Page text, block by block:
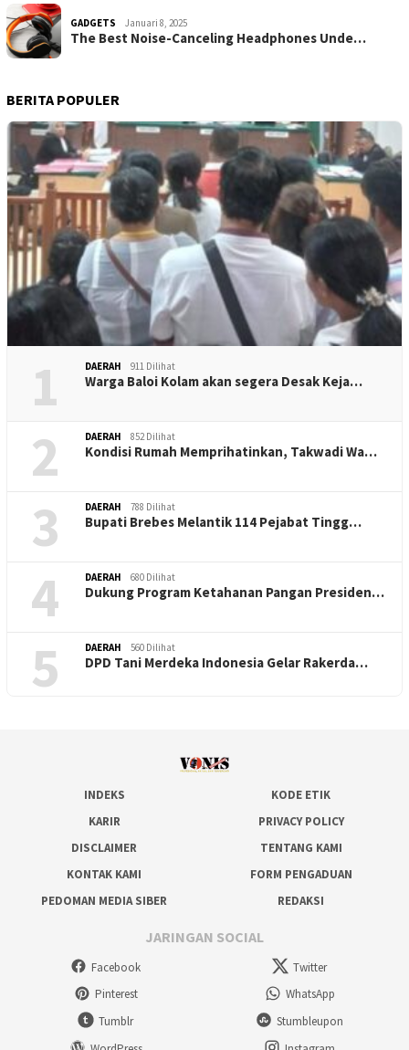
GADGETS Januari 8, 2025
The Best Noise-Canceling Headphones Unde…
BERITA POPULER
1 DAERAH 911 Dilihat
Warga Baloi Kolam akan segera Desak Keja…
2 DAERAH 852 Dilihat
Kondisi Rumah Memprihatinkan, Takwadi Wa…
3 DAERAH 788 Dilihat
Bupati Brebes Melantik 114 Pejabat Tingg…
4 DAERAH 680 Dilihat
Dukung Program Ketahanan Pangan Presiden…
5 DAERAH 560 Dilihat
DPD Tani Merdeka Indonesia Gelar Rakerda…
INDEKS
KODE ETIK
KARIR
PRIVACY POLICY
DISCLAIMER
TENTANG KAMI
KONTAK KAMI
FORM PENGADUAN
PEDOMAN MEDIA SIBER
REDAKSI
JARINGAN SOCIAL
Facebook
Twitter
Pinterest
WhatsApp
Tumblr
Stumbleupon